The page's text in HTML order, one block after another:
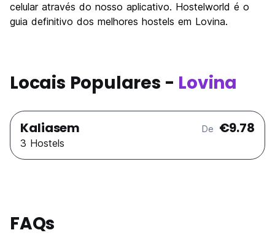
celular através do nosso aplicativo. Hostelworld é o
guia definitivo dos melhores hostels em Lovina.
Locais Populares - Lovina
Kaliasem De €9.78
3 Hostels
FAQs